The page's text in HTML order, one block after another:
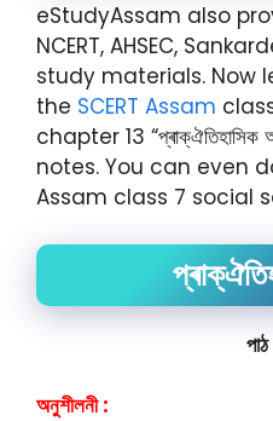
eStudyAssam also
NCERT, AHSEC,
study materials. Now
the SCERT Assam
chapter 13
notes. You can even
Assam class 7 social
অনুশীলনী :